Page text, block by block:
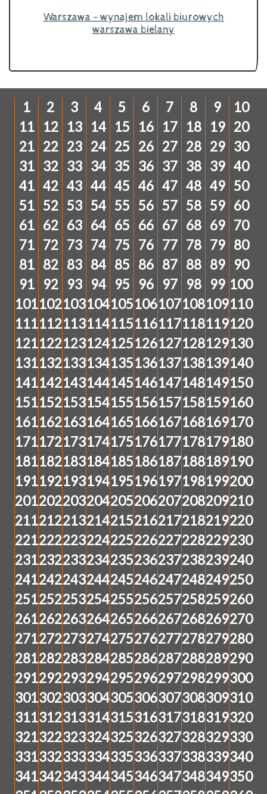
Warszawa - wynajem lokali biurowych
warszawa bielany
1 2 3 4 5 6 7 8 9
10
11
12 13 14 15 16 17 18 19 20
21 22 23 24 25 26 27 28 29 30
31 32 33 34 35 36 37 38 39 40
41 42 43 44 45 46 47 48 49 50
51 52 53 54 55 56 57 58 59 60
61 62 63 64 65 66 67 68 69 70
71 72 73 74 75 76 77 78 79 80
81 82 83 84 85 86 87 88 89
90
91
92 93 94 95 96 97 98 99 100
101102103104105106107108109110
111112113114115116117118119120
121122123124125126127128129130
131132133134135136137138139140
141142143144145146147148149150
151152153154155156157158159160
161162163164165166167168169170
171172173174175176177178179180
181182183184185186187188189190
191192193194195196197198199200
201202203204205206207208209210
211212213214215216217218219220
221222223224225226227228229230
231232233234235236237238239240
241242243244245246247248249250
251252253254255256257258259260
261262263264265266267268269270
271272273274275276277278279280
281282283284285286287288289290
291292293294295296297298299300
301302303304305306307308309310
311312313314315316317318319320
321322323324325326327328329330
331332333334335336337338339340
341342343344345346347348349350